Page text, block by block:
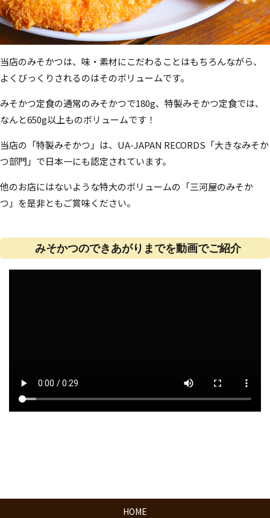
当店のみそかつは、味・素材にこだわることはもちろんながら、
よくびっくりされるのはそのボリュームです。
みそかつ定食の通常のみそかつで180g、特製みそかつ定食では、
なんと650g以上ものボリュームです！
当店の「特製みそかつ」は、UA-JAPAN RECORDS「大きなみそか
つ部門」で日本一にも認定されています。
他のお店にはないような特大のボリュームの「三河屋のみそか
つ」を是非ともご賞味ください。
みそかつのできあがりまでを動画でご紹介
HOME